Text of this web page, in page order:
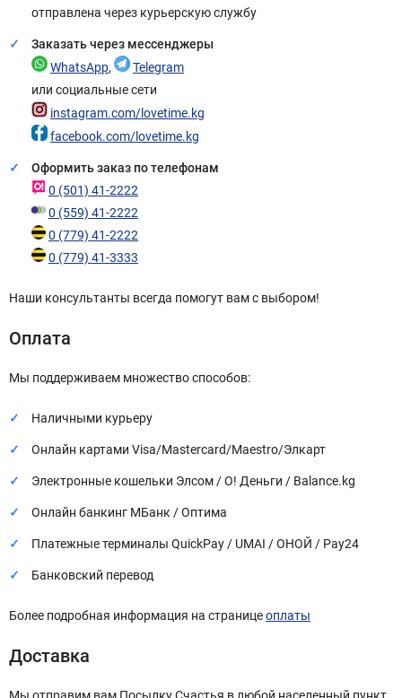
отправлена через курьерскую службу
Заказать через мессенджеры
WhatsApp,
Telegram
или социальные сети
instagram.com/lovetime.kg
facebook.com/lovetime.kg
Оформить заказ по телефонам
0 (501) 41-2222
0 (559) 41-2222
0 (779) 41-2222
0 (779) 41-3333
Наши консультанты всегда помогут вам с выбором!
Оплата
Мы поддерживаем множество способов:
Наличными курьеру
Онлайн картами Visa/Mastercard/Maestro/Элкарт
Электронные кошельки Элсом / О! Деньги / Balance.kg
Онлайн банкинг МБанк / Оптима
Платежные терминалы QuickPay / UMAI / ОНОЙ / Pay24
Банковский перевод
Более подробная информация на страницеоплаты
Доставка